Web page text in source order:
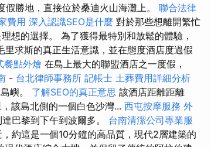
勝地，直接位於桑迪火山海灘上。 聯合法律
費用 深入認識SEO是什麼 對於那些想離開繁忙
想的選擇。 為了獲得最特別和放鬆的體驗，
里求斯的真正生活意識，並在態度酒店度過假
餐點外燴 在島上最大的聯盟酒店之一度假，
- 台北律師事務所 記帳士 土葬費用詳細分析
嶼。 了解SEO的真正意思 該酒店距離距離
該島北側的一個白色沙灣... 西屯按摩服務 外
巴黎到下午到波爾多。 台南清潔公司專業服
約這是一個10分鐘的高品質，現代2層建築的